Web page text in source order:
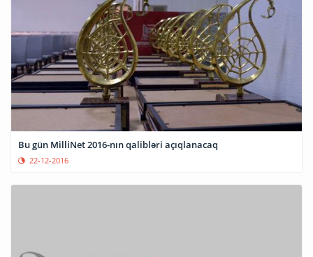
Bu gün MilliNet 2016-nın qalibləri açıqlanacaq
22-12-2016